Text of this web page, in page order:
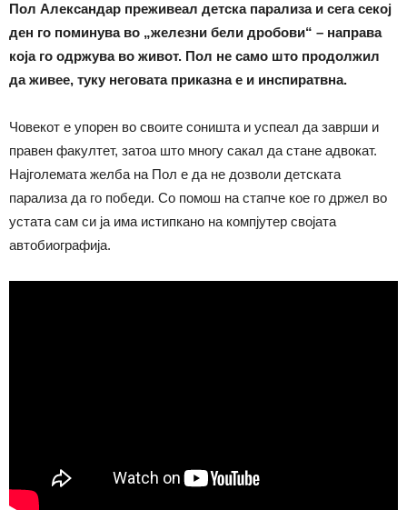
Пол Александар преживеал детска парализа и сега секој
ден го поминува во „железни бели дробови“ – направа
која го одржува во живот. Пол не само што продолжил
да живее, туку неговата приказна е и инспиратвна.
Човекот е упорен во своите соништа и успеал да заврши и
правен факултет, затоа што многу сакал да стане адвокат.
Најголемата желба на Пол е да не дозволи детската
парализа да го победи. Со помош на стапче кое го држел во
устата сам си ја има истипкано на компјутер својата
автобиографија.